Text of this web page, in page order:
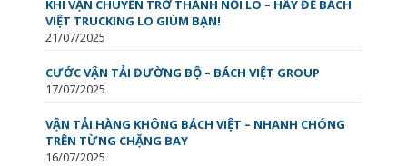
KHI VẬN CHUYỂN TRỞ THÀNH NỖI LO – HÃY ĐỂ BÁCH
VIỆT TRUCKING LO GIÙM BẠN!
21/07/2025
CƯỚC VẬN TẢI ĐƯỜNG BỘ – BÁCH VIỆT GROUP
17/07/2025
VẬN TẢI HÀNG KHÔNG BÁCH VIỆT – NHANH CHÓNG
TRÊN TỪNG CHẶNG BAY
16/07/2025